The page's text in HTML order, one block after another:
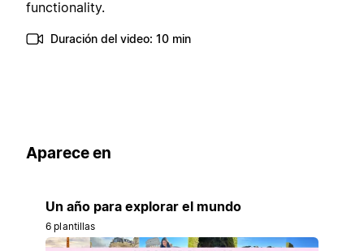
functionality.
Duración del video: 10 min
Aparece en
Un año para explorar el mundo
6 plantillas